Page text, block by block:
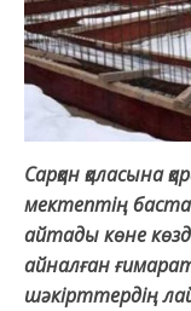
Сарқан қаласына
мектептің
айтады көне
айналған
шәкірттердің